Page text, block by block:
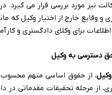
نیز مورد بررسی قرار می
و وقایع خارج از اختیار وکیل که
برای وکلای دادگستری و
دسترسی به وکیل
، از حقوق اساسی متهم
از مرحله تحقیقات مقدماتی در